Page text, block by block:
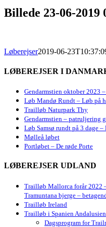
Billede 23-06-2019
Løberejser2019-06-
LØBEREJSER I
Gendarmstien oktober 2023
Løb Mandø Rundt – Løb på
Trailløb Naturpark Thy
Gendarmstien – patruljering
Løb Samsø rundt på 3 dage
Mølleå løbet
Portløbet – De røde Porte
LØBEREJSER UDLAND
Trailløb Mallorca forår 2022
Tramuntana bjerge –
Trailløb Ireland
Trailløb i Spanien
Dagsprogram for